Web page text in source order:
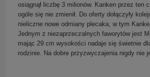
osiągnął liczbę 3 milionów. Kanken przez ten
ogóle się nie zmienił. Do oferty dołączyły
nieliczne nowe odmiany plecaka, w tym
Jednym z niezaprzeczalnych faworytów jest
mając 29 cm wysokości nadaje się świetnie
rodzinie. Na dobre przyzwyczajenia nigdy nie